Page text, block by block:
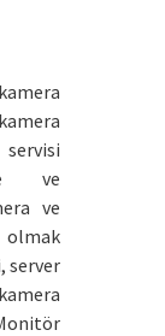
ve
ve
olmak
server